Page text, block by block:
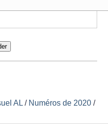
AL / Numéros de 2020 /